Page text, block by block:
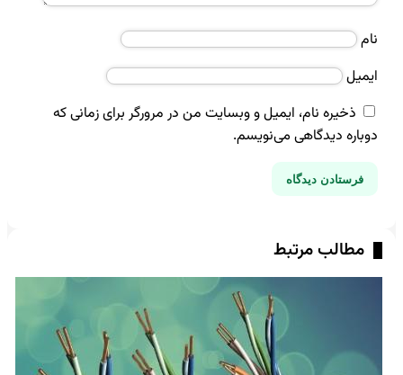
نام
ایمیل
ذخیره نام، ایمیل و وبسایت من در مرورگر برای زمانی که
دوباره دیدگاهی می‌نویسم.
مطالب مرتبط